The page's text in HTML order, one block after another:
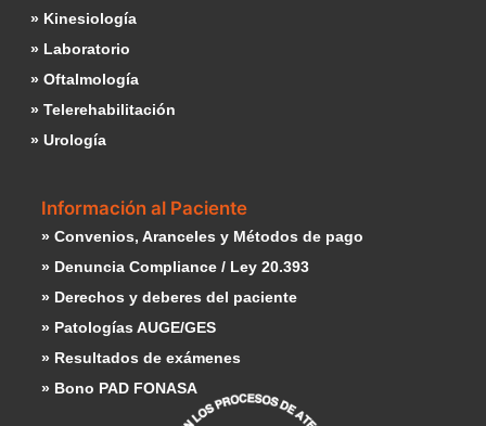
» Kinesiología
» Laboratorio
» Oftalmología
» Telerehabilitación
» Urología
Información al Paciente
» Convenios, Aranceles y Métodos de pago
» Denuncia Compliance / Ley 20.393
» Derechos y deberes del paciente
» Patologías AUGE/GES
» Resultados de exámenes
» Bono PAD FONASA